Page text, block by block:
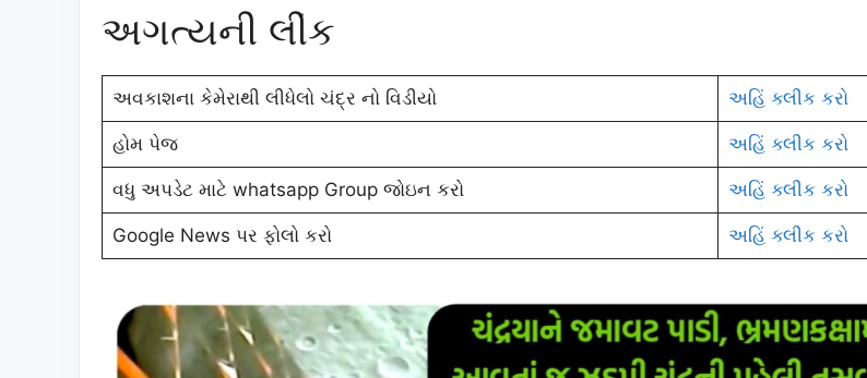
અગત્યની લીંક
અવકાશના કેમેરાથી લીધેલો ચંદ્ર નો વિડીયો અહિં ક્લીક કરો
હોમ પેજ અહિં ક્લીક કરો
વધુ અપડેટ માટે whatsapp Group જોઇન કરો અહિં ક્લીક કરો
Google News પર ફોલો કરો અહિં ક્લીક કરો